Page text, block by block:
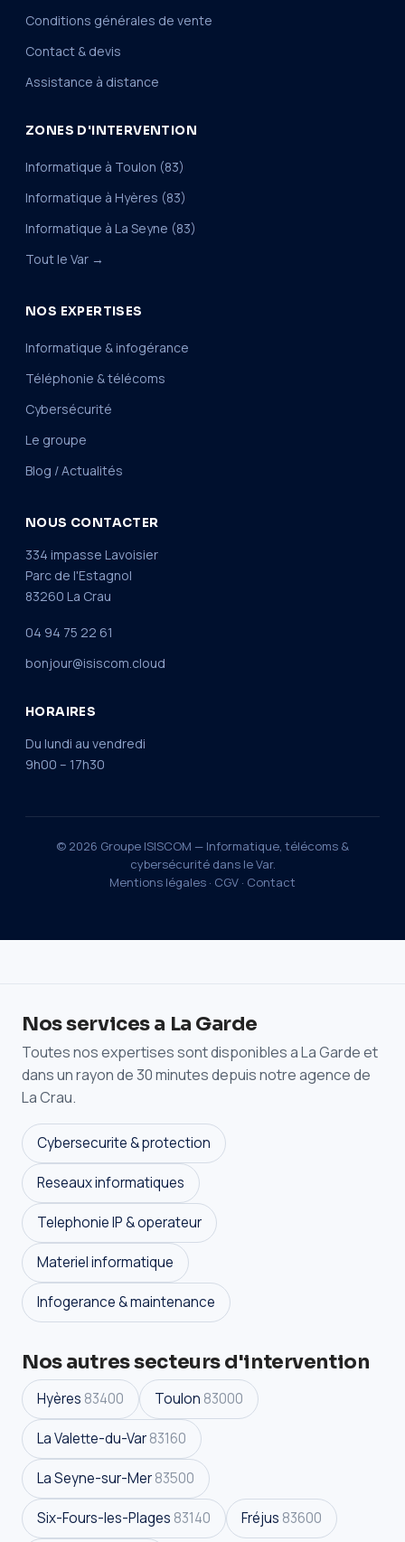
Conditions générales de vente
Contact & devis
Assistance à distance
ZONES D'INTERVENTION
Informatique à Toulon (83)
Informatique à Hyères (83)
Informatique à La Seyne (83)
Tout le Var →
NOS EXPERTISES
Informatique & infogérance
Téléphonie & télécoms
Cybersécurité
Le groupe
Blog / Actualités
NOUS CONTACTER
334 impasse Lavoisier
Parc de l'Estagnol
83260 La Crau
04 94 75 22 61
bonjour@isiscom.cloud
HORAIRES
Du lundi au vendredi
9h00 – 17h30
© 2026 Groupe ISISCOM — Informatique, télécoms &
cybersécurité dans le Var.
Mentions légales · CGV · Contact
Nos services a La Garde
Toutes nos expertises sont disponibles a La Garde et
dans un rayon de 30 minutes depuis notre agence de
La Crau.
Cybersecurite & protection
Reseaux informatiques
Telephonie IP & operateur
Materiel informatique
Infogerance & maintenance
Nos autres secteurs d'intervention
Hyères 83400 Toulon 83000
La Valette-du-Var83160
La Seyne-sur-Mer83500
Six-Fours-les-Plages 83140 Fréjus 83600